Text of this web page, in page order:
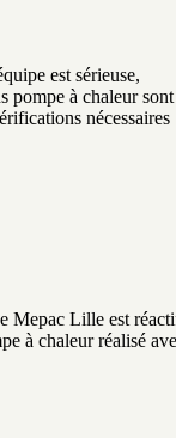
est sérieuse,
pompe à chaleur sont
nécessaires
Mepac Lille est
à chaleur réalisé